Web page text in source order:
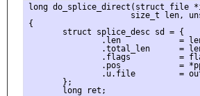
long do_splice_direct(struct
size_t len,
{
       struct splice_desc sd = {
.len            =
.total_len      =
.flags          =
.pos            =
.u.file         =
       };
       long ret;